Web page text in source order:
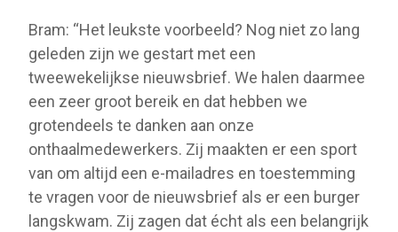
Bram: “Het leukste voorbeeld? Nog niet zo lang
geleden zijn we gestart met een
tweewekelijkse nieuwsbrief. We halen daarmee
een zeer groot bereik en dat hebben we
grotendeels te danken aan onze
onthaalmedewerkers. Zij maakten er een sport
van om altijd een e-mailadres en toestemming
te vragen voor de nieuwsbrief als er een burger
langskwam. Zij zagen dat écht als een belangrijk